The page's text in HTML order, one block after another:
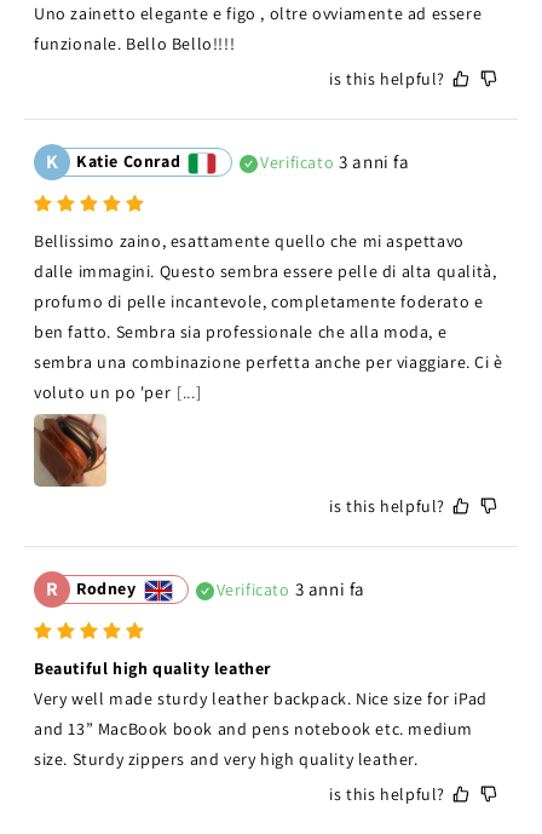
Uno zainetto elegante e figo , oltre ovviamente ad essere
funzionale. Bello Bello!!!!
is this helpful?
K Katie Conrad Verificato 3 anni fa
Bellissimo zaino, esattamente quello che mi aspettavo
dalle immagini. Questo sembra essere pelle di alta qualità,
profumo di pelle incantevole, completamente foderato e
ben fatto. Sembra sia professionale che alla moda, e
sembra una combinazione perfetta anche per viaggiare. Ci è
voluto un po 'per [...]
is this helpful?
R Rodney Verificato 3 anni fa
Beautiful high quality leather
Very well made sturdy leather backpack. Nice size for iPad
and 13” MacBook book and pens notebook etc. medium
size. Sturdy zippers and very high quality leather.
is this helpful?